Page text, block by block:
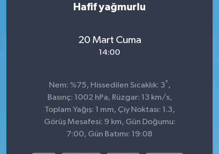
Hafif yağmurlu
20 Mart Cuma
14:00
Nem: %75, Hissedilen Sıcaklık: 3° ,
Basınç: 1002 hPa, Rüzgar: 13 km/s,
Toplam Yağış: 1 mm, Çiy Noktası: 1.3,
Görüş Mesafesi: 9 km, Gün Doğumu:
7:00, Gün Batımı: 19:08